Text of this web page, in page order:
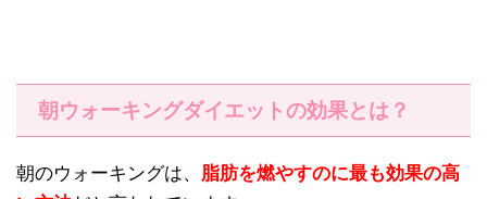
朝ウォーキングダイエットの効果とは？
朝のウォーキングは、 脂肪を燃やすのに最も効果の高